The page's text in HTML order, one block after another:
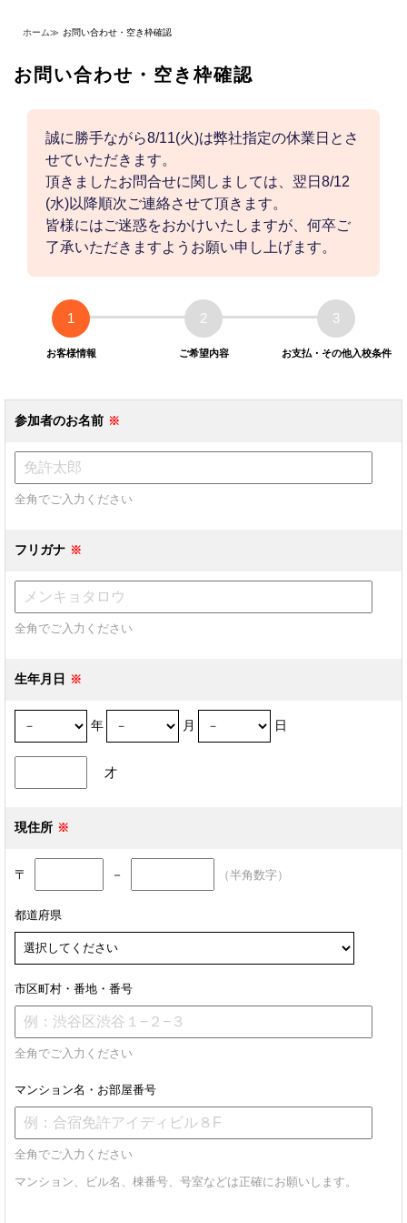
ホーム≫ お問い合わせ・空き枠確認
お問い合わせ・空き枠確認
誠に勝手ながら8/11(火)は弊社指定の休業日とさ
せていただきます。
頂きましたお問合せに関しましては、翌日8/12
(水)以降順次ご連絡させて頂きます。
皆様にはご迷惑をおかけいたしますが、何卒ご
了承いただきますようお願い申し上げます。
1
お客様情報
2
ご希望内容
3
お支払・その他入校条件
参加者のお名前
全角でご入力ください
フリガナ
全角でご入力ください
生年月日
年 月 日
才
現住所
〒 － （半角数字）
都道府県
市区町村・番地・番号
全角でご入力ください
マンション名・お部屋番号
全角でご入力ください
マンション、ビル名、棟番号、号室などは正確にお願いします。